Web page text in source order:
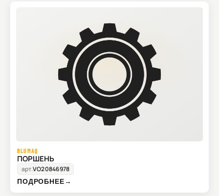
BLUMAQ
ПОРШЕНЬ
арт.VO20846978
ПОДРОБНЕЕ→